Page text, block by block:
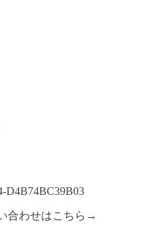
D4B74BC39B03
合わせはこちら→